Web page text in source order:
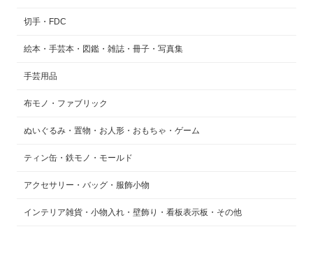
切手・FDC
絵本・手芸本・図鑑・雑誌・冊子・写真集
手芸用品
布モノ・ファブリック
ぬいぐるみ・置物・お人形・おもちゃ・ゲーム
ティン缶・鉄モノ・モールド
アクセサリー・バッグ・服飾小物
インテリア雑貨・小物入れ・壁飾り・看板表示板・その他